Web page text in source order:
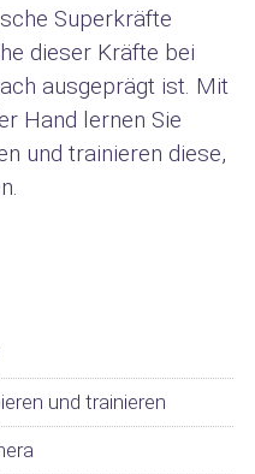
Superkräfte
dieser Kräfte bei
ausgeprägt ist. Mit
Hand lernen Sie
und trainieren diese,
und trainieren